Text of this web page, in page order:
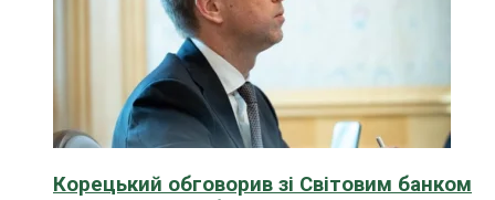
Корецький обговорив зі Світовим банком